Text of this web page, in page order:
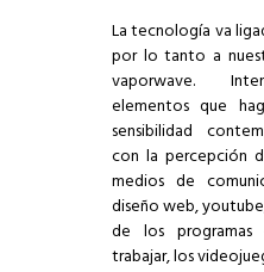
La tecnología va
por lo tanto a
vaporwave.
elementos que
sensibilidad
con la percepción
medios de
diseño web,
de los programas
trabajar, los